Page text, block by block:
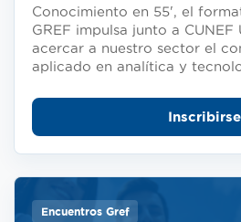
Conocimiento en 55', el
GREF impulsa junto a CUNEF
acercar a nuestro sector el
aplicado en analítica y
Inscribirse
Encuentros Gref